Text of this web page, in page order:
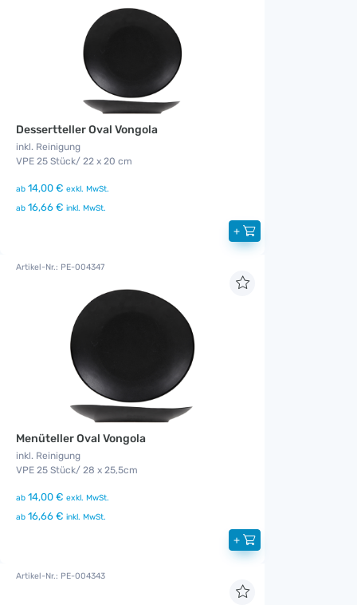
Dessertteller Oval Vongola
inkl. Reinigung
VPE 25 Stück/ 22 x 20 cm
ab 14,00 € exkl. MwSt.
ab 16,66 € inkl. MwSt.
+
Artikel-Nr.: PE-004347
Menüteller Oval Vongola
inkl. Reinigung
VPE 25 Stück/ 28 x 25,5cm
ab 14,00 € exkl. MwSt.
ab 16,66 € inkl. MwSt.
+
Artikel-Nr.: PE-004343